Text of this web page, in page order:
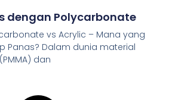
dengan Polycarbonate
vs Acrylic – Mana yang
Panas? Dalam dunia material
dan